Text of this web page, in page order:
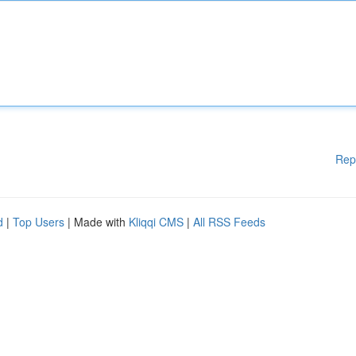
| Top Users | Made with Kliqqi CMS | All RSS Feeds